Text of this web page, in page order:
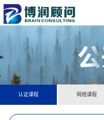
认证课程 网络课程